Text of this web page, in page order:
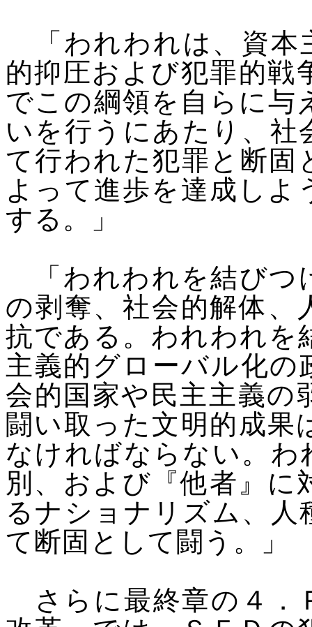
「われわれは、資本
的抑圧および犯罪的戦
でこの綱領を自らに与
いを行うにあたり、社
て行われた犯罪と断固
よって進歩を達成しよ
する。」
「われわれを結びつ
の剥奪、社会的解体、
抗である。われわれを
主義的グローバル化の
会的国家や民主主義の
闘い取った文明的成果
なければならない。わ
別、および『他者』に
るナショナリズム、人
て断固として闘う。」
さらに最終章の４．